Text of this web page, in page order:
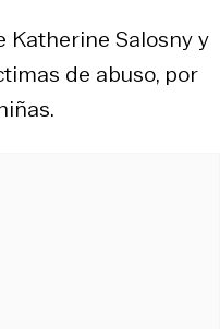
Katherine Salosny y
de abuso, por